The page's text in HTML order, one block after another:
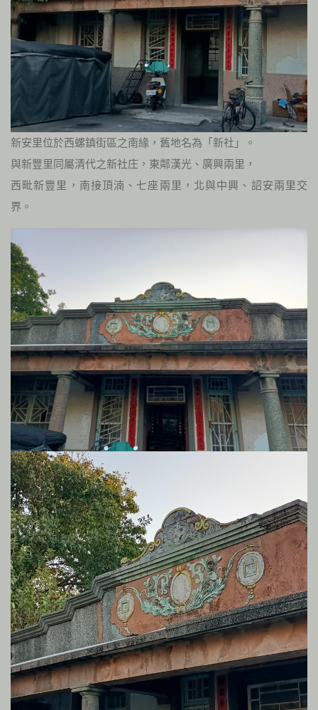
新安里位於西螺鎮街區之南緣，舊地名為「新社」。
與新豐里同屬清代之新社庄，東鄰漢光、廣興兩里，
西毗新豐里，南接頂湳、七座兩里，北與中興、詔安兩里交
界。